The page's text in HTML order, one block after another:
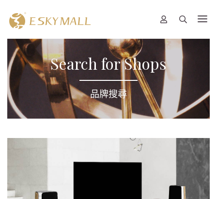
Search for Shops
品牌搜尋